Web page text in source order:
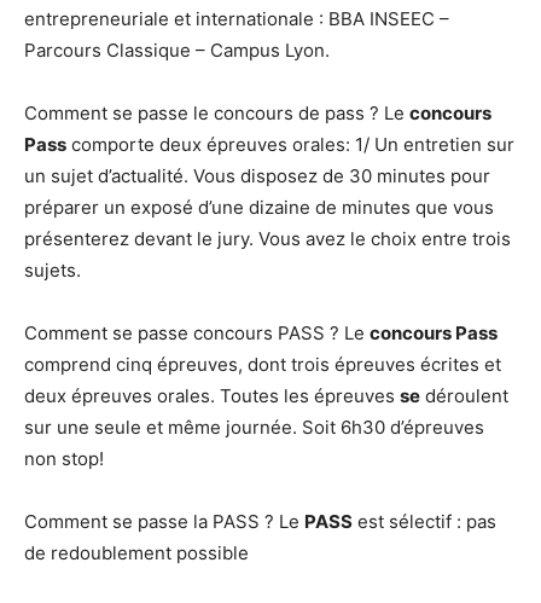
entrepreneuriale et internationale : BBA INSEEC –
Parcours Classique – Campus Lyon.
Comment se passe le concours de pass ? Le concours
Pass comporte deux épreuves orales: 1/ Un entretien sur
un sujet d’actualité. Vous disposez de 30 minutes pour
préparer un exposé d’une dizaine de minutes que vous
présenterez devant le jury. Vous avez le choix entre trois
sujets.
Comment se passe concours PASS ? Le concours Pass
comprend cinq épreuves, dont trois épreuves écrites et
deux épreuves orales. Toutes les épreuves se déroulent
sur une seule et même journée. Soit 6h30 d’épreuves
non stop!
Comment se passe la PASS ? Le PASS est sélectif : pas
de redoublement possible